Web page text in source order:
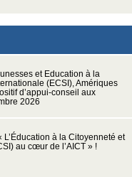
et Education à la
(ECSI), Amériques
d’appui-conseil aux
2026
L’Éducation à la Citoyenneté et
au cœur de l’AICT » !